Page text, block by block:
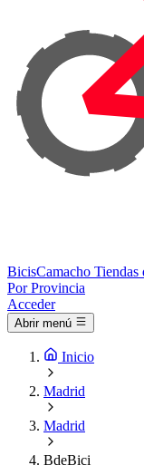
BicisCamacho Tiendas
Por Provincia
Acceder
Abrir menú
Inicio
Madrid
Madrid
BdeBici